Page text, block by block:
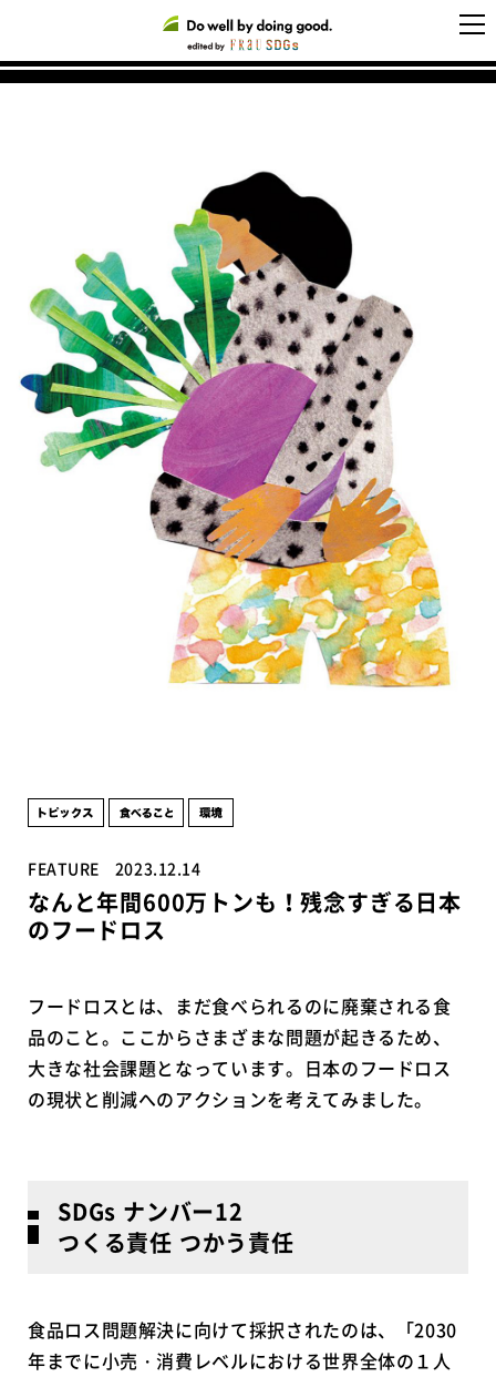
FEATURE 2023.12.14
なんと年間600万トンも！残念すぎる日本
のフードロス
フードロスとは、まだ食べられるのに廃棄される食
品のこと。ここからさまざまな問題が起きるため、
大きな社会課題となっています。日本のフードロス
の現状と削減へのアクションを考えてみました。
SDGs ナンバー12
つくる責任 つかう責任
食品ロス問題解決に向けて採択されたのは、「2030
年までに小売・消費レベルにおける世界全体の１人